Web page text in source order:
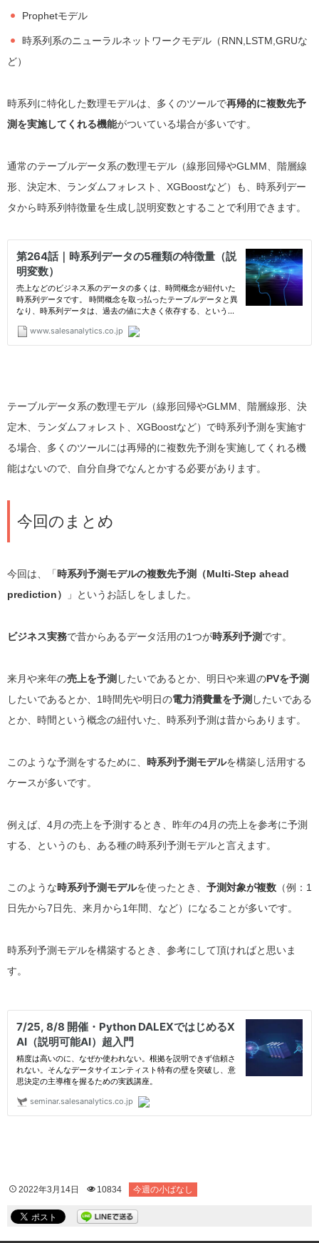
Prophetモデル
時系列系のニューラルネットワークモデル（RNN,LSTM,GRUな
ど）
時系列に特化した数理モデルは、多くのツールで再帰的に複数先予
測を実施してくれる機能がついている場合が多いです。
通常のテーブルデータ系の数理モデル（線形回帰やGLMM、階層線
形、決定木、ランダムフォレスト、XGBoostなど）も、時系列デー
タから時系列特徴量を生成し説明変数とすることで利用できます。
テーブルデータ系の数理モデル（線形回帰やGLMM、階層線形、決
定木、ランダムフォレスト、XGBoostなど）で時系列予測を実施す
る場合、多くのツールには再帰的に複数先予測を実施してくれる機
能はないので、自分自身でなんとかする必要があります。
今回のまとめ
今回は、「時系列予測モデルの複数先予測（Multi-Step ahead
prediction）
」というお話しをしました。
ビジネス実務で昔からあるデータ活用の1つが時系列予測です。
来月や来年の売上を予測 したいであるとか、明日や来週のPVを予測
したいであるとか、1時間先や明日の電力消費量を予測 したいである
とか、時間という概念の紐付いた、時系列予測は昔からあります。
このような予測をするために、 時系列予測モデルを構築し活用する
ケースが多いです。
例えば、4月の売上を予測するとき、昨年の4月の売上を参考に予測
する、というのも、ある種の時系列予測モデルと言えます。
このような時系列予測モデルを使ったとき、 予測対象が複数 （例：1
日先から7日先、来月から1年間、など）になることが多いです。
時系列予測モデルを構築するとき、参考にして頂ければと思いま
す。
2022年3月14日 10834 今週の小ばなし